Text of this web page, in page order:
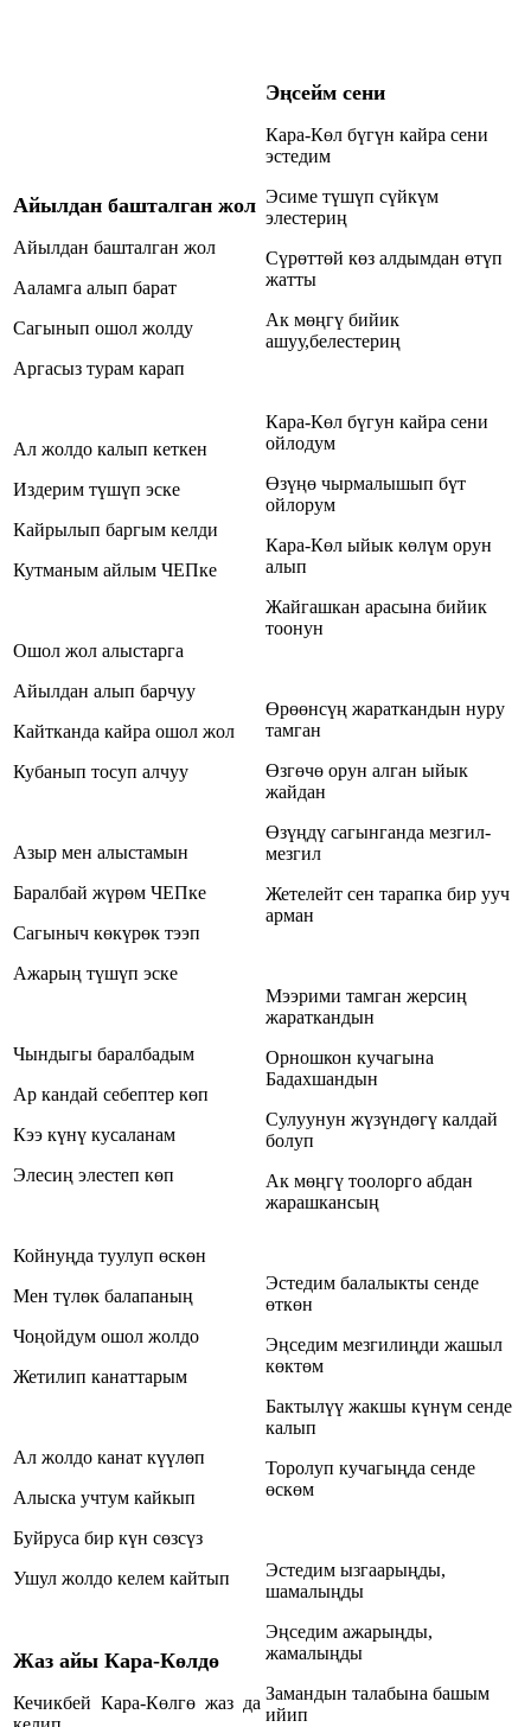
Айылдан башталган жол
Айылдан башталган жол
Ааламга алып барат
Сагынып ошол жолду
Аргасыз турам карап
Ал жолдо калып кеткен
Издерим түшүп эске
Кайрылып баргым келди
Кутманым айлым ЧЕПке
Ошол жол алыстарга
Айылдан алып барчуу
Кайтканда кайра ошол жол
Кубанып тосуп алчуу
Азыр мен алыстамын
Баралбай жүрөм ЧЕПке
Сагыныч көкүрөк тээп
Ажарың түшүп эске
Чындыгы баралбадым
Ар кандай себептер көп
Кээ күнү кусаланам
Элесиң элестеп көп
Койнуңда туулуп өскөн
Мен түлөк балапаның
Чоңойдум ошол жолдо
Жетилип канаттарым
Ал жолдо канат күүлөп
Алыска учтум кайкып
Буйруса бир күн сөзсүз
Ушул жолдо келем кайтып
Жаз айы Кара-Көлдө
Кечикбей Кара-Көлгө жаз да
Эңсейм сени
Кара-Көл бүгүн кайра сени
эстедим
Эсиме түшүп сүйкүм
элестериң
Сүрөттөй көз алдымдан өтүп
жатты
Ак мөңгү бийик
ашуу,белестериң
Кара-Көл бүгун кайра сени
ойлодум
Өзүңө чырмалышып бүт
ойлорум
Кара-Көл ыйык көлүм орун
алып
Жайгашкан арасына бийик
тоонун
Өрөөнсүң жараткандын нуру
тамган
Өзгөчө орун алган ыйык
жайдан
Өзүңдү сагынганда мезгил-
мезгил
Жетелейт сен тарапка бир ууч
арман
Мээрими тамган жерсиң
жараткандын
Орношкон кучагына
Бадахшандын
Сулуунун жүзүндөгү калдай
болуп
Ак мөңгү тоолорго абдан
жарашкансың
Эстедим балалыкты сенде
өткөн
Эңседим мезгилиңди жашыл
көктөм
Бактылүү жакшы күнүм сенде
калып
Торолуп кучагыңда сенде
өскөм
Эстедим ызгаарыңды,
шамалыңды
Эңседим ажарыңды,
жамалыңды
Замандын талабына башым
ийип